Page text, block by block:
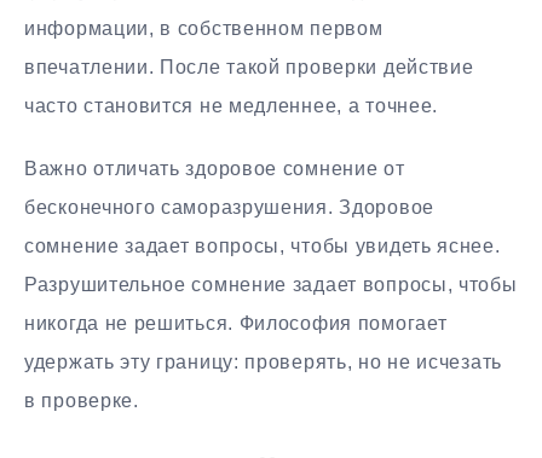
информации, в собственном первом
впечатлении. После такой проверки действие
часто становится не медленнее, а точнее.
Важно отличать здоровое сомнение от
бесконечного саморазрушения. Здоровое
сомнение задает вопросы, чтобы увидеть яснее.
Разрушительное сомнение задает вопросы, чтобы
никогда не решиться. Философия помогает
удержать эту границу: проверять, но не исчезать
в проверке.